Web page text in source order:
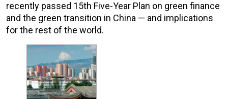
recently passed 15th Five-Year Plan on green finance
and the green transition in China — and implications
for the rest of the world.